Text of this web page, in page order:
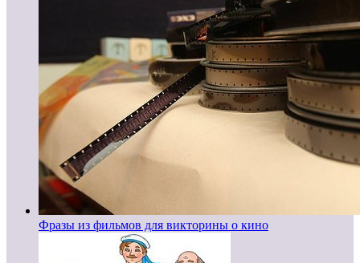
Фразы из фильмов для викторины о кино